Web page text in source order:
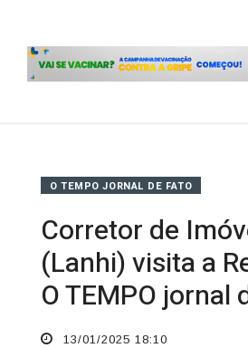
O TEMPO JORNAL DE FATO
Corretor de
(Lanhi) visita a